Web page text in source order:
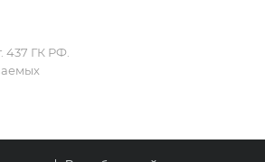
437 ГК РФ.